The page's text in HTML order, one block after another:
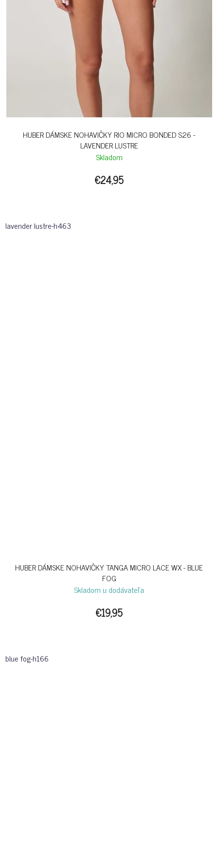
HUBER DÁMSKE NOHAVIČKY RIO MICRO BONDED S26 -
LAVENDER LUSTRE
Skladom
€24,95
lavender lustre-h463
HUBER DÁMSKE NOHAVIČKY TANGA MICRO LACE WX - BLUE
FOG
Skladom u dodávateľa
€19,95
blue fog-h166